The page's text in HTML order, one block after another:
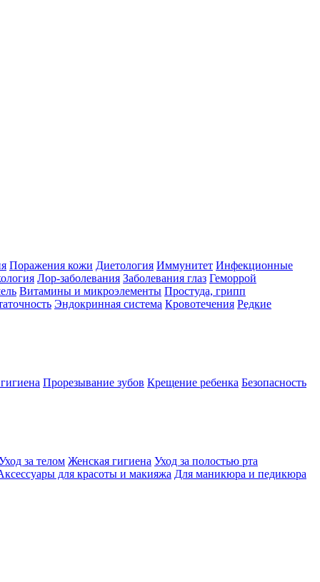
Поражения кожи Диетология Иммунитет Инфекционные
Лор-заболевания Заболевания глаз Геморрой
Витамины и микроэлементы Простуда, грипп
Эндокринная система Кровотечения Редкие
Прорезывание зубов Крещение ребенка Безопасность
за телом Женская гигиена Уход за полостью рта
для красоты и макияжа Для маникюра и педикюра